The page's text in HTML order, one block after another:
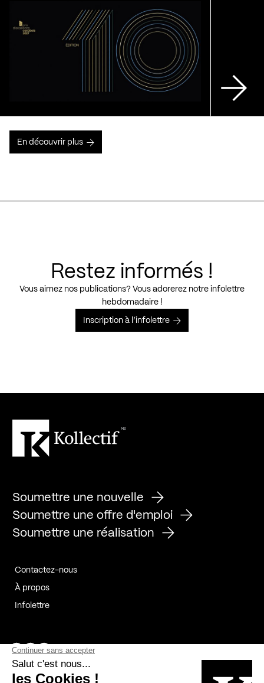
En découvrir plus
Restez informés !
Vous aimez nos publications? Vous adorerez notre infolettre
hebdomadaire !
Inscription à l’infolettre
Soumettre une nouvelle
Soumettre une offre d'emploi
Soumettre une réalisation
Contactez-nous
À propos
Infolettre
Page Facebook de Kollectif
Page Instagram de Kollectif
Page Linkedin de Kollectif